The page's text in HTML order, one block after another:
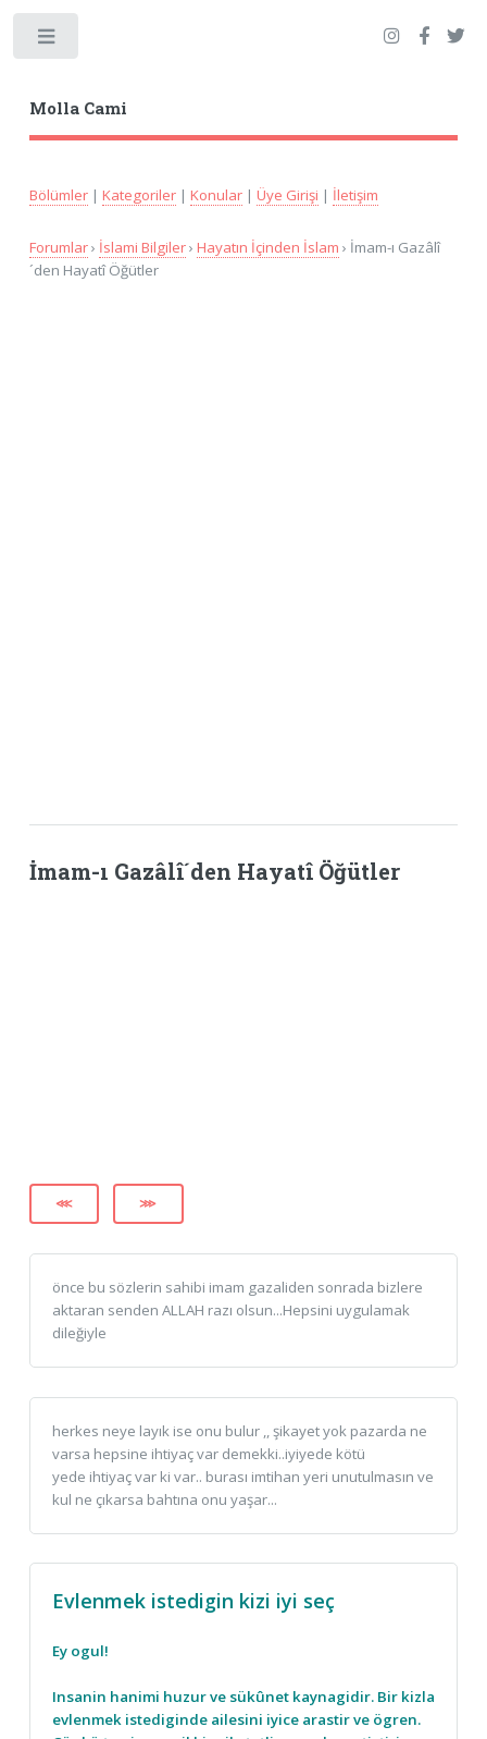
Molla Cami
Bölümler| Kategoriler| Konular| Üye Girişi | İletişim
Forumlar› İslami Bilgiler› Hayatın İçinden İslam › İmam-ı Gazâlî
´den Hayatî Öğütler
İmam-ı Gazâlî´den Hayatî Öğütler
⋘ ⋙
önce bu sözlerin sahibi imam gazaliden sonrada bizlere
aktaran senden ALLAH razı olsun...Hepsini uygulamak
dileğiyle
herkes neye layık ise onu bulur ,, şikayet yok pazarda ne
varsa hepsine ihtiyaç var demekki..iyiyede kötü
yede ihtiyaç var ki var.. burası imtihan yeri unutulmasın ve
kul ne çıkarsa bahtına onu yaşar...
Evlenmek istedigin kizi iyi seç
Ey ogul!
Insanin hanimi huzur ve sükûnet kaynagidir. Bir kizla
evlenmek istediginde ailesini iyice arastir ve ögren.